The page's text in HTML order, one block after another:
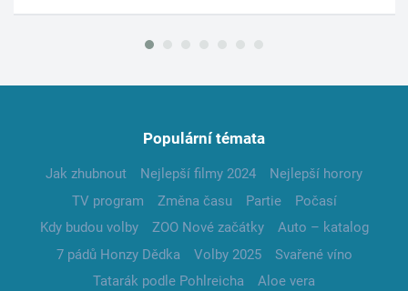
Populární témata
Jak zhubnout Nejlepší filmy 2024
Nejlepší horory
TV program
Změna času Partie
Počasí
Kdy budou volby
ZOO Nové začátky
Auto – katalog
7 pádů Honzy Dědka
Volby 2025
Svařené víno
Tatarák podle Pohlreicha
Aloe vera